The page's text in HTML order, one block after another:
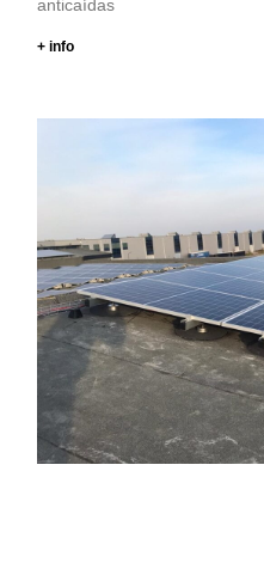
anticaídas
+ info